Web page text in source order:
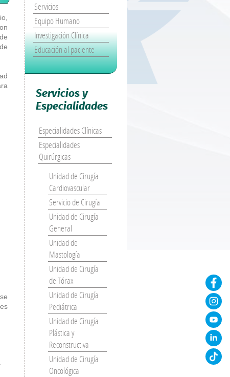
Servicios
Equipo Humano
Investigación Clínica
Educación al paciente
Servicios y
Especialidades
Especialidades Clínicas
Especialidades
Quirúrgicas
Unidad de Cirugía
Cardiovascular
Servicio de Cirugía
Unidad de Cirugía
General
Unidad de
Mastología
Unidad de Cirugía
de Tórax
Unidad de Cirugía
Pediátrica
Unidad de Cirugía
Plástica y
Reconstructiva
Unidad de Cirugía
Oncológica